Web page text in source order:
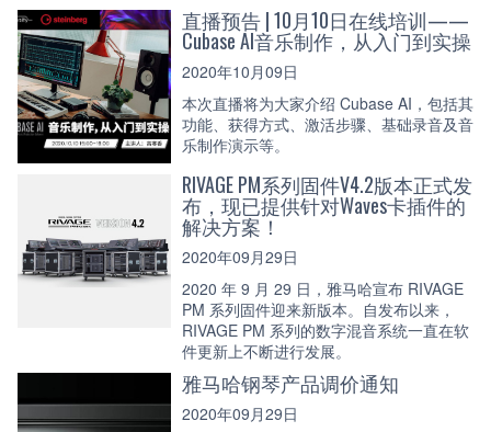
直播预告 | 10月10日在线培训——
Cubase AI音乐制作，从入门到实操
2020年10月09日
本次直播将为大家介绍 Cubase AI，包括其
功能、获得方式、激活步骤、基础录音及音
乐制作演示等。
RIVAGE PM系列固件V4.2版本正式发
布，现已提供针对Waves卡插件的
解决方案！
2020年09月29日
2020 年 9 月 29 日，雅马哈宣布 RIVAGE
PM 系列固件迎来新版本。自发布以来，
RIVAGE PM 系列的数字混音系统一直在软
件更新上不断进行发展。
雅马哈钢琴产品调价通知
2020年09月29日